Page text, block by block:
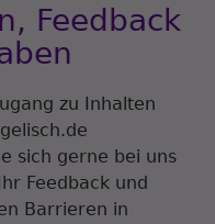
Feedback
zu Inhalten
sich gerne bei uns
Feedback und
Barrieren in